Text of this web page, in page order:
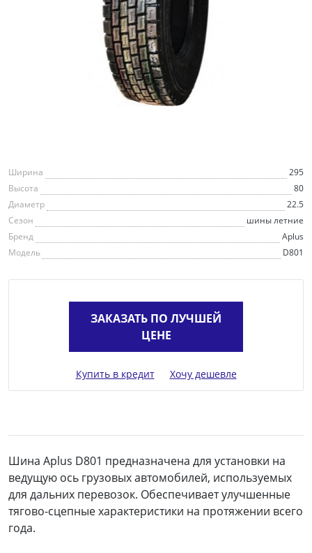
Ширина
295
Высота
80
Диаметр
22.5
Сезон
шины летние
Бренд
Aplus
Модель
D801
ЗАКАЗАТЬ ПО ЛУЧШЕЙ
ЦЕНЕ
Купить в кредит Хочу дешевле
Шина Aplus D801 предназначена для установки на
ведущую ось грузовых автомобилей, используемых
для дальних перевозок. Обеспечивает улучшенные
тягово-сцепные характеристики на протяжении всего
года.